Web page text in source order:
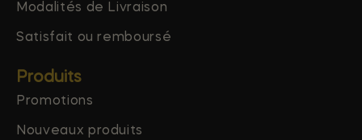
Modalités de Livraison
Satisfait ou remboursé
Produits
Promotions
Nouveaux produits